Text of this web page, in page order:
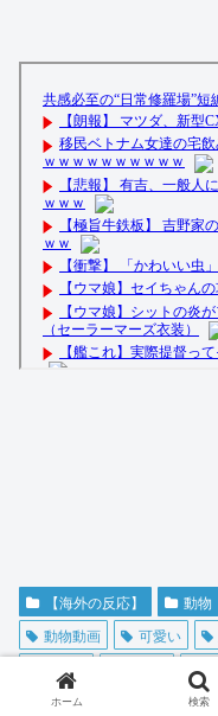
【海外の反応】 動物
動物動画
可愛い
猫動画
ホーム 検索